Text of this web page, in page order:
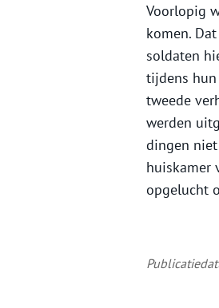
Voorlopig
komen.
soldaten
tijdens hun
tweede
werden
dingen
huiskamer
opgelucht